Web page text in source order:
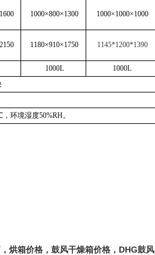
1000×800×1300 1000×1000×1000
1180×910×1750 1145*1200*1390
1000L
1000L
环境湿度50%RH。
烘箱价格，鼓风干燥箱价格，DHG鼓风